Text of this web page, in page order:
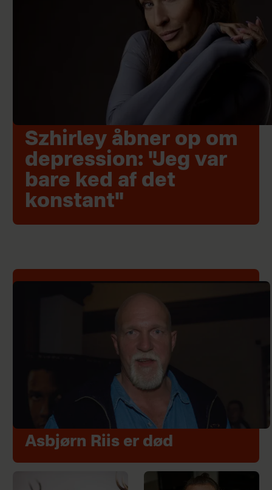
Szhirley åbner op om
depression: "Jeg var
bare ked af det
konstant"
Asbjørn Riis er død